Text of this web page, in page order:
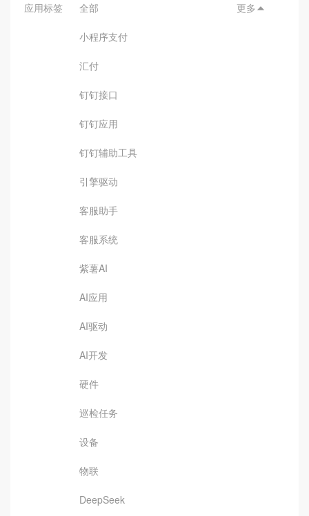
应用标签 全部
小程序支付
汇付
钉钉接口
钉钉应用
钉钉辅助工具
引擎驱动
客服助手
客服系统
紫薯AI
AI应用
AI驱动
AI开发
硬件
巡检任务
设备
物联
DeepSeek
更多 